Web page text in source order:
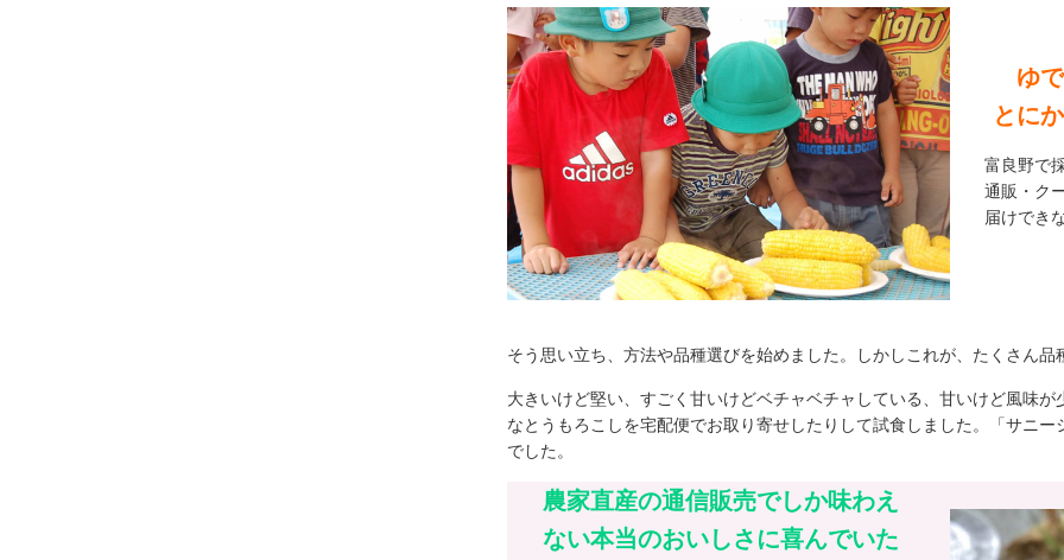
ゆ
とに
富良野で
通販・ク
届けでき
そう思い立ち、方法や品種選びを始めました。しかしこれが、たくさん品
大きいけど堅い、すごく甘いけどベチャベチャしている、甘いけど風味
なとうもろこしを宅配便でお取り寄せしたりして試食しました。「サニ
でした。
農家直産の通信販売でしか味わえ
ない本当のおいしさに喜んでいた